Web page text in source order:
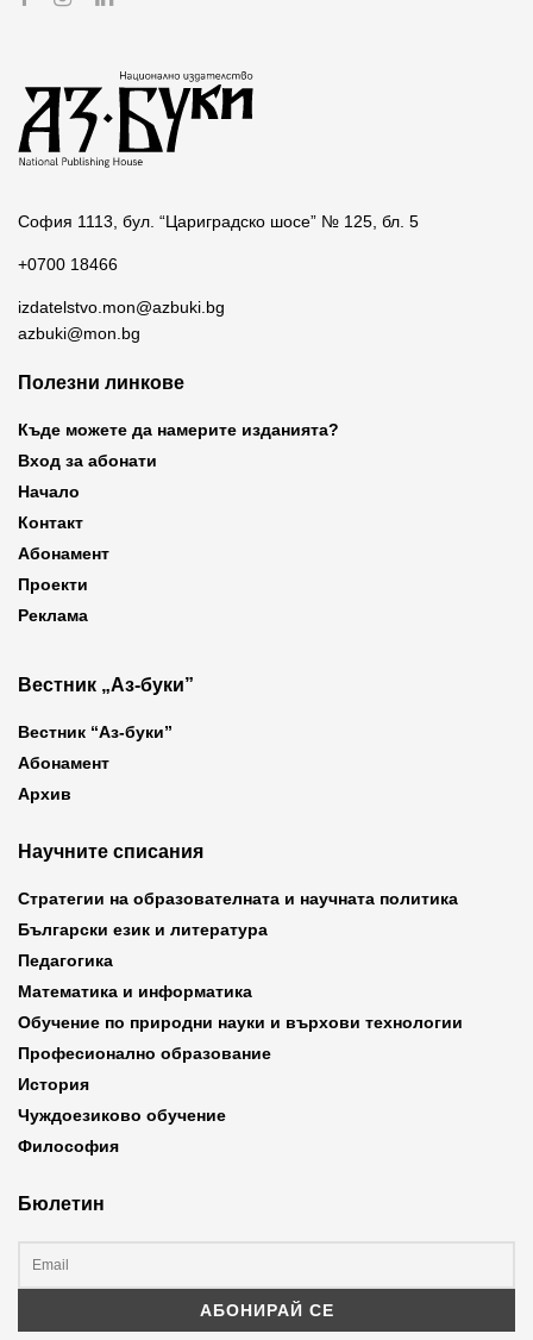
София 1113, бул. “Цариградско шосе” № 125, бл. 5
+0700 18466
izdatelstvo.mon@azbuki.bg
azbuki@mon.bg
Полезни линкове
Къде можете да намерите изданията?
Вход за абонати
Начало
Контакт
Абонамент
Проекти
Реклама
Вестник „Аз-буки”
Вестник “Аз-буки”
Абонамент
Архив
Научните списания
Стратегии на образователната и научната политика
Български език и литература
Педагогика
Математика и информатика
Обучение по природни науки и върхови технологии
Професионално образование
История
Чуждоезиково обучение
Философия
Бюлетин